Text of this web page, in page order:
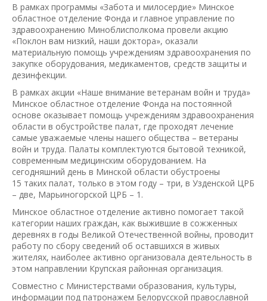
В рамках программы «Забота и милосердие» Минское
областное отделение Фонда и главное управление по
здравоохранению Миноблисполкома провели акцию
«Поклон вам низкий, наши доктора», оказали
материальную помощь учреждениям здравоохранения по
закупке оборудования, медикаментов, средств защиты и
дезинфекции.
В рамках акции «Наше внимание ветеранам войн и труда»
Минское областное отделение Фонда на постоянной
основе оказывает помощь учреждениям здравоохранения
области в обустройстве палат, где проходят лечение
самые уважаемые члены нашего общества – ветераны
войн и труда. Палаты комплектуются бытовой техникой,
современным медицинским оборудованием. На
сегодняшний день в Минской области обустроены
15 таких палат, только в этом году – три, в Узденской ЦРБ
– две, Марьиногорской ЦРБ – 1.
Минское областное отделение активно помогает такой
категории наших граждан, как выжившие в сожженных
деревнях в годы Великой Отечественной войны, проводит
работу по сбору сведений об оставшихся в живых
жителях, наиболее активно организовала деятельность в
этом направлении Крупская районная организация.
Совместно с Министерствами образования, культуры,
информации под патронажем Белорусской православной